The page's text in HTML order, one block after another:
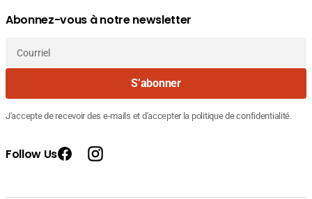
Abonnez-vous à notre newsletter
Courriel
S’abonner
J'accepte de recevoir des e-mails et d'accepter la politique de confidentialité.
Follow Us FacebookInstagram